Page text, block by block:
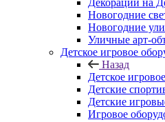
Декорации на
Новогодние
Новогодние
Уличные арт-
Детское игровое
Назад
Детское
Детские
Детские
Игровое